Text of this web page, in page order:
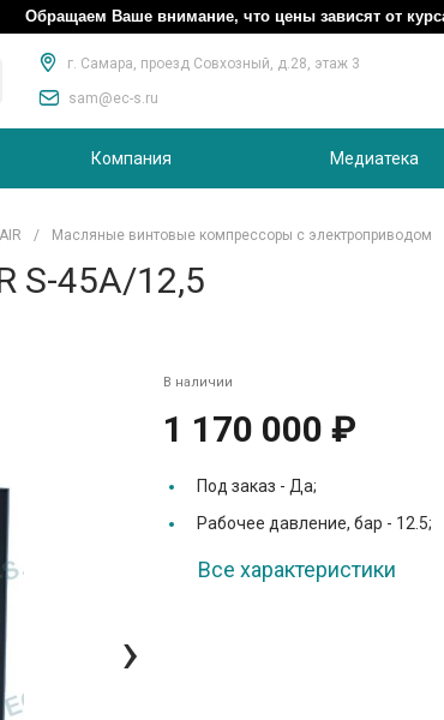
Обращаем Ваше внимание, что цены зависят от
г. Самара, проезд Совхозный, д.28, этаж 3
sam@ec-s.ru
Компания Медиатека
/ Масляные винтовые компрессоры с электроприводом
S-45A/12,5
›
В наличии
1 170 000 ₽
Под заказ - Да;
Рабочее давление, бар - 12.5;
Все характеристики